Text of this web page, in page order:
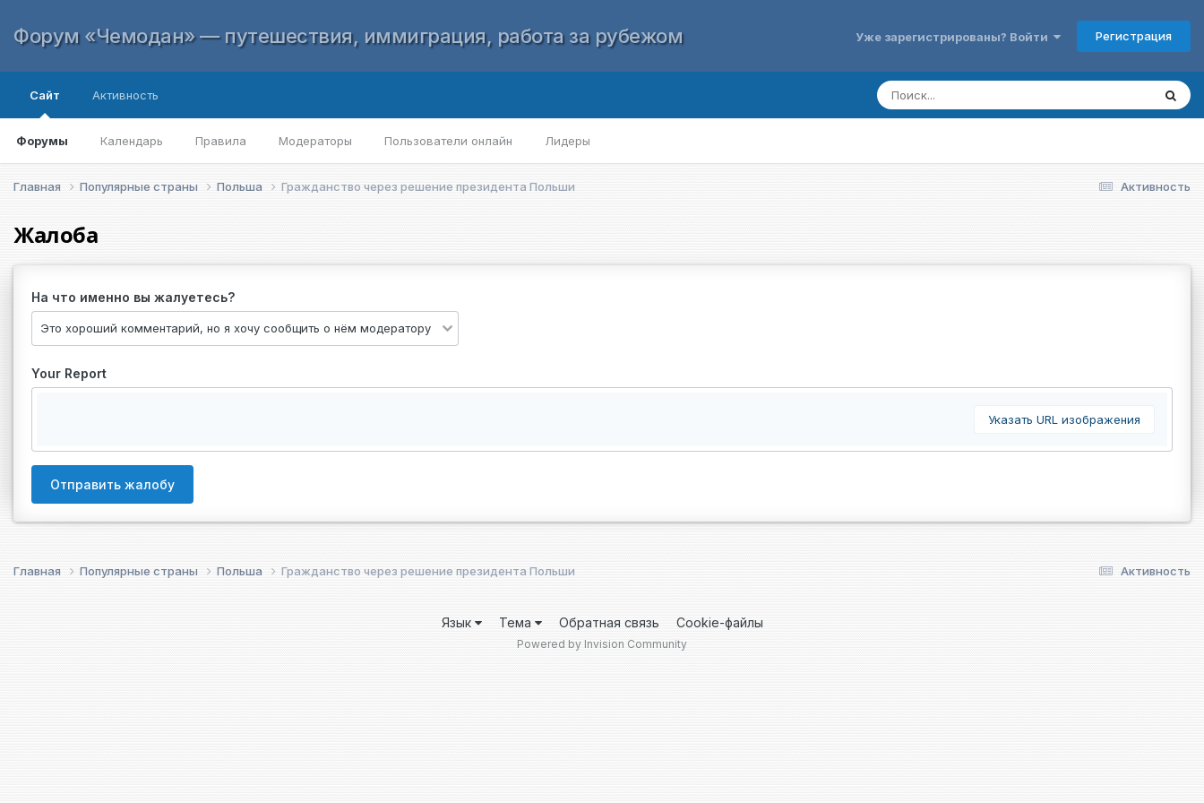
Форум «Чемодан» — путешествия, иммиграция, работа за рубежом Уже зарегистрированы? Войти Регистрация
Сайт
Форумы Календарь Правила Модераторы Пользователи онлайн Лидеры
Активность
Активность
Главная Популярные страны Польша Гражданство через решение президента Польши
Жалоба
На что именно вы жалуетесь?
Your Report
Указать URL изображения
Отправить жалобу
Активность
Главная Популярные страны Польша Гражданство через решение президента Польши
Язык Тема Обратная связь Cookie-файлы
Powered by Invision Community